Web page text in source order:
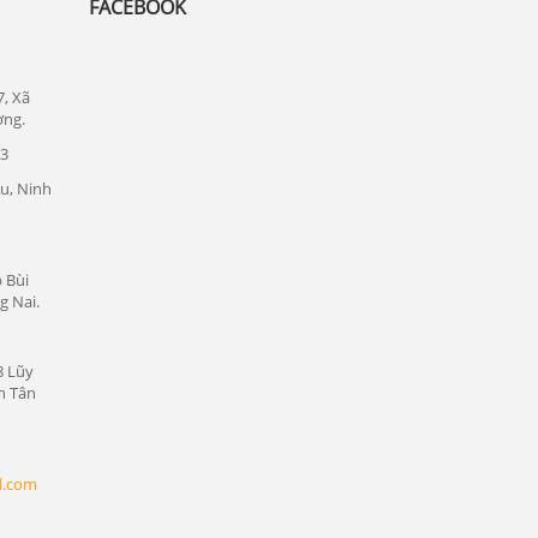
Xã
Ninh
Bùi
Nai.
Lũy
Tân
FACEBOOK